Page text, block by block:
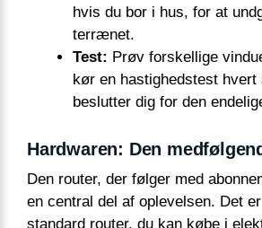
hvis du bor i hus, for at
terrænet.
Test: Prøv forskellige
kør en hastighedstest
beslutter dig for den
Hardwaren: Den
Den router, der følger med
en central del af oplevelsen. Det
standard router, du kan købe i